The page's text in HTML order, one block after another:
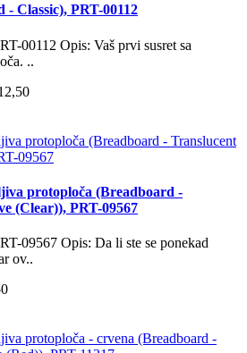
Classic), PRT-00112
00112 Opis: Vaš prvi susret sa
..
protoploča (Breadboard -
(Clear)), PRT-09567
09567 Opis: Da li ste se ponekad
ov..